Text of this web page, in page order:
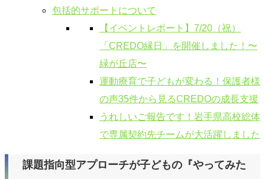
包括的サポートについて
【イベントレポート】7/20（祝）
「CREDO縁日」を開催しました！〜
緑が丘店〜
運動療育で子どもが変わる！保護者様
の声35件から見るCREDOの成長支援
うれしいご報告です！岩手県高校総体
で専属契約先チームが大活躍しました
課題指向型アプローチが子どもの『やってみた